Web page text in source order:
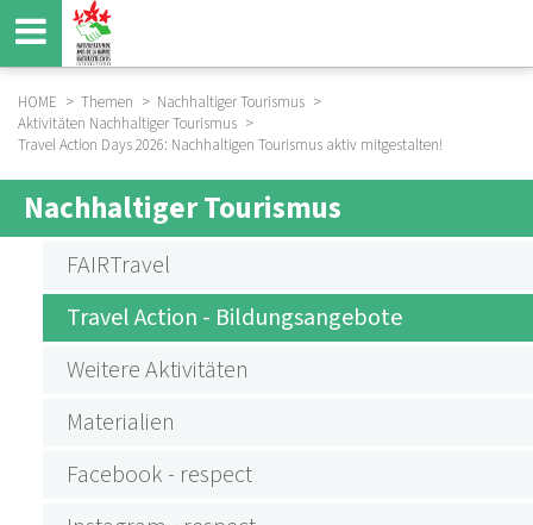
Direkt
zum
Inhalt
BREADCRUMB
HOME Themen
Nachhaltiger Tourismus
Aktivitäten Nachhaltiger Tourismus
Travel Action Days 2026: Nachhaltigen Tourismus aktiv mitgestalten!
SUBMENU
AKTIVITÄTEN
NACHHALTIGER
TOURISMUS
Nachhaltiger Tourismus
FAIRTravel
Travel Action - Bildungsangebote
Weitere Aktivitäten
Materialien
Facebook - respect